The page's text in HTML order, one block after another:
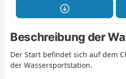
Beschreibung der
Der Start befindet sich auf dem
der Wassersportstation.